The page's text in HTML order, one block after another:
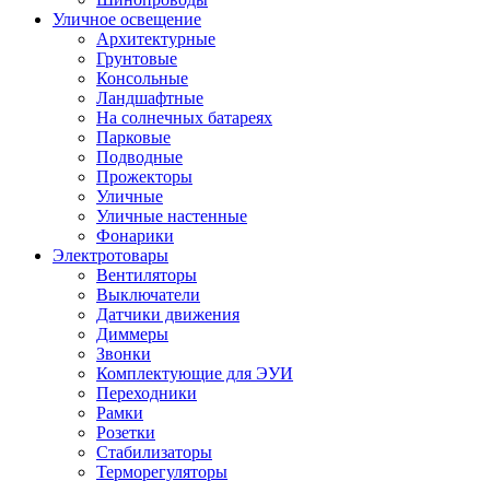
Уличное освещение
Архитектурные
Грунтовые
Консольные
Ландшафтные
На солнечных батареях
Парковые
Подводные
Прожекторы
Уличные
Уличные настенные
Фонарики
Электротовары
Вентиляторы
Выключатели
Датчики движения
Диммеры
Звонки
Комплектующие для ЭУИ
Переходники
Рамки
Розетки
Стабилизаторы
Терморегуляторы